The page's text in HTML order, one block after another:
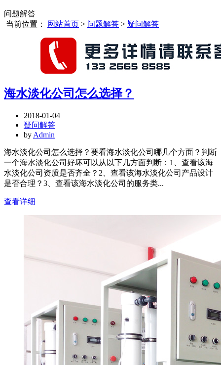
问题解答
当前位置：
网站首页 > 问题解答 > 疑问解答
海水淡化公司怎么选择？
2018-01-04
疑问解答
by Admin
海水淡化公司怎么选择？要看海水淡化公司哪几个方面？判断
一个海水淡化公司好坏可以从以下几方面判断：1、查看该海
水淡化公司资质是否齐全？2、查看该海水淡化公司产品设计
是否合理？3、查看该海水淡化公司的服务类...
查看详细